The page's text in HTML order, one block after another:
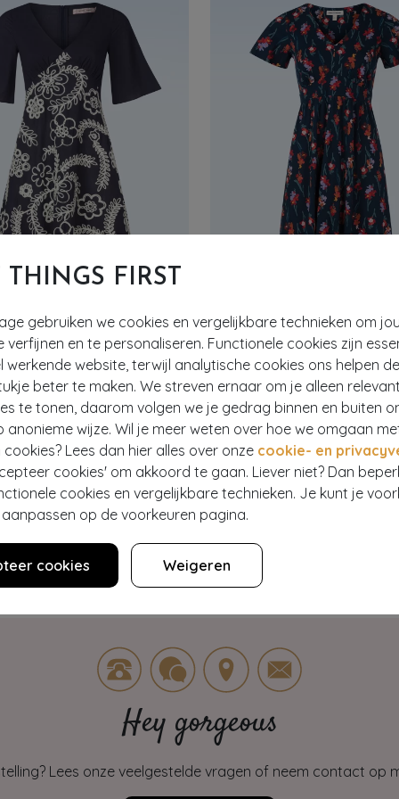
THINGS FIRST
gebruiken we cookies en vergelijkbare technieken om
verfijnen en te personaliseren. Functionele cookies zijn
werkende website, terwijl analytische cookies ons helpen
beter te maken. We streven ernaar om je alleen
te tonen, daarom volgen we je gedrag binnen en buiten
anonieme wijze. Wil je meer weten over hoe we omgaan
Lees dan hier alles over onze cookie- en
cookies' om akkoord te gaan. Liever niet? Dan
cookies en vergelijkbare technieken. Je kunt je
op de voorkeuren pagina.
cookies Weigeren
Blythe katoenen midaxi jurk in donkerblauw
250
- 60%
€ 105,95 € 41,95
werelden samen; de elegantie van vroeger met het comfort van
Hey gorgeous
Lees onze veelgestelde vragen of neem contact op